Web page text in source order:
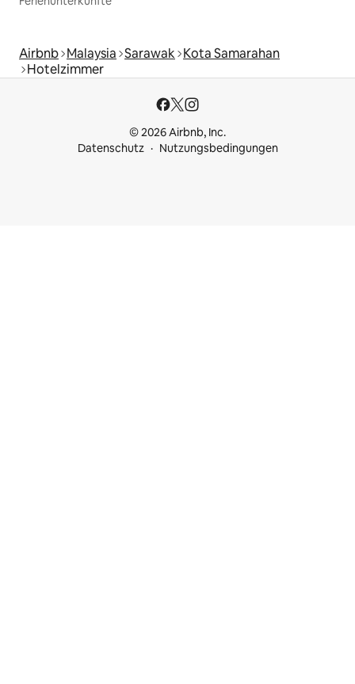
Airbnb Malaysia Sarawak Kota Samarahan
Hotelzimmer
© 2026 Airbnb, Inc.
Datenschutz
Nutzungsbedingungen